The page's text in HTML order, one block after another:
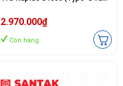
Xám)
2.970.000₫
Còn hàng